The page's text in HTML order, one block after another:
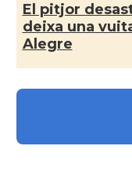
* +
El pitjor
deixa una
Alegre